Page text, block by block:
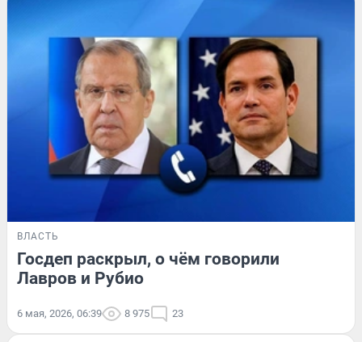
ВЛАСТЬ
Госдеп раскрыл, о чём говорили
Лавров и Рубио
6 мая, 2026, 06:39 8 975 23